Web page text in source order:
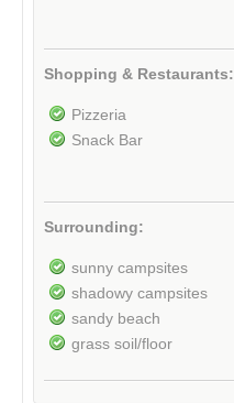
Shopping & Restaurants:
Pizzeria
Snack Bar
Surrounding:
sunny campsites
shadowy campsites
sandy beach
grass soil/floor